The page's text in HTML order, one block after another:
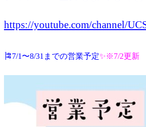
https://youtube.com/channel/
🎏7/1〜8/31までの営業予定✨※7/2更新